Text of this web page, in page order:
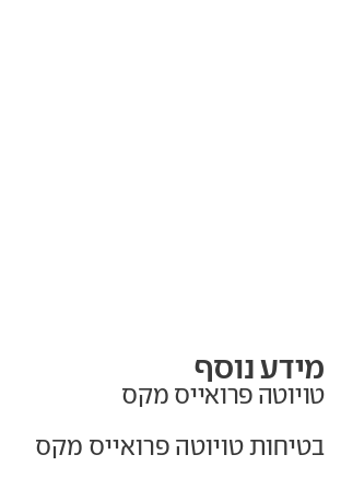
מידע נוסף
טויוטה פרואייס מקס
בטיחות טויוטה פרואייס מקס